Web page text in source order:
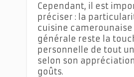
Cependant, il est
préciser : la
cuisine
générale reste la
personnelle de tout
selon son
goûts.